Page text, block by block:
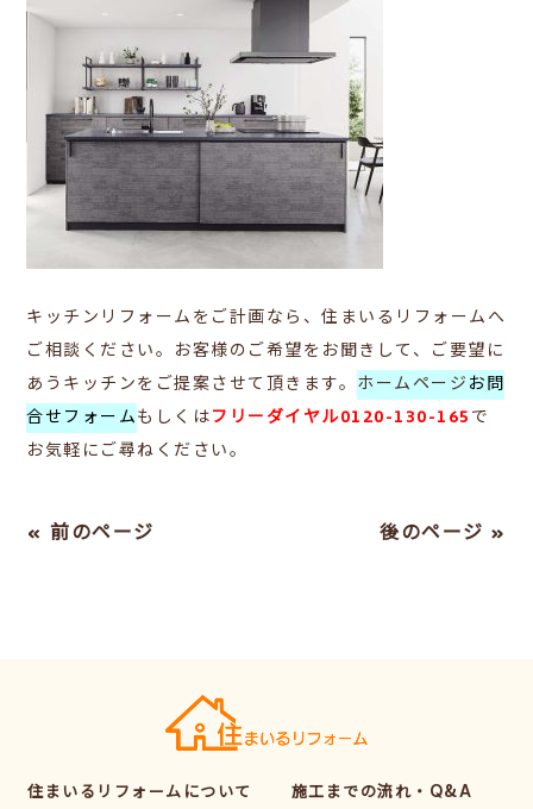
キッチンリフォームをご計画なら、住まいるリフォームへ
ご相談ください。お客様のご希望をお聞きして、ご要望に
あうキッチンをご提案させて頂きます。 ホームページお問
合せフォームもしくはフリーダイヤル0120-130-165で
お気軽にご尋ねください。
« 前のページ 後のページ »
住まいるリフォームについて 施工までの流れ・Q&A